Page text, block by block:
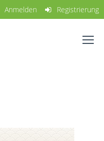
Anmelden Registrierung